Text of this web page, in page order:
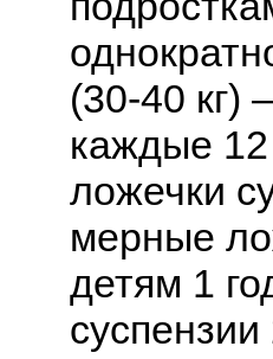
(30-40 кг)
каждые
ложечки
мерные
детям 1